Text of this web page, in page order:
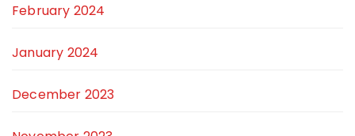
February 2024
January 2024
December 2023